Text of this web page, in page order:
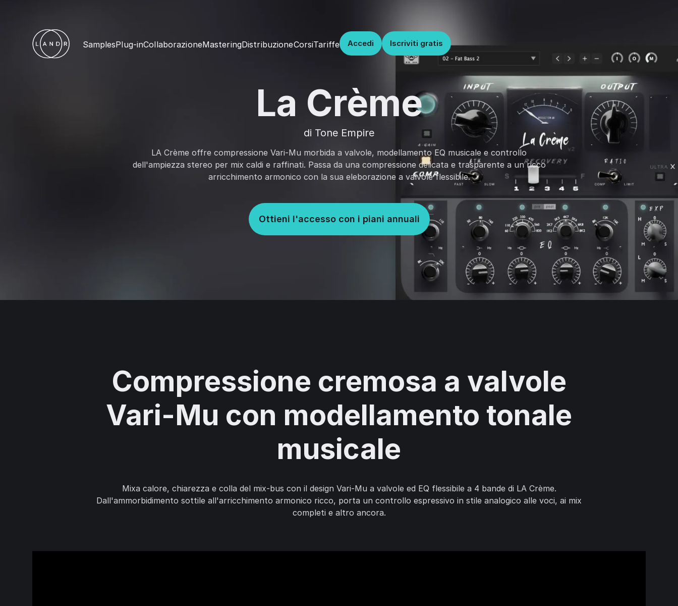
SamplesPlug-inCollaborazioneMasteringDistribuzioneCorsiTariffe Accedi Iscriviti gratis
La Crème
di Tone Empire
LA Crème offre compressione Vari-Mu morbida a valvole, modellamento EQ musicale e controllo
dell'ampiezza stereo per mix caldi e raffinati. Passa da una compressione delicata e trasparente a un ricco
arricchimento armonico con la sua eleborazione a valvole flessibile.
Ottieni l'accesso con i piani annuali
Compressione cremosa a valvole
Vari-Mu con modellamento tonale
musicale
Mixa calore, chiarezza e colla del mix-bus con il design Vari-Mu a valvole ed EQ flessibile a 4 bande di LA Crème.
Dall'ammorbidimento sottile all'arricchimento armonico ricco, porta un controllo espressivo in stile analogico alle voci, ai mix
completi e altro ancora.